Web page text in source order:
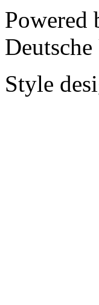
Powered
Style